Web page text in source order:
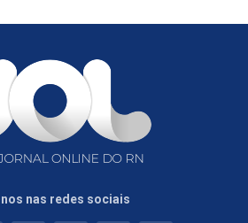
nas redes sociais